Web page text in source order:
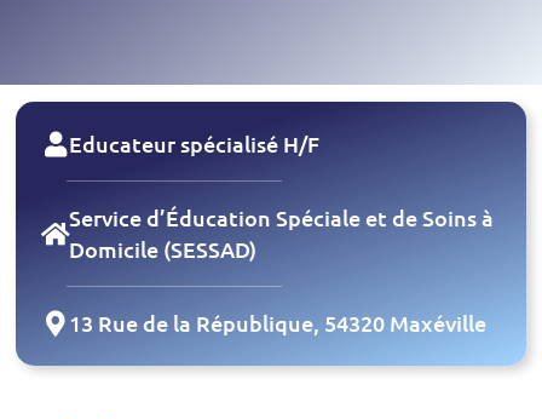
Educateur spécialisé H/F
Service d’Éducation Spéciale et de Soins à
Domicile (SESSAD)
13 Rue de la République, 54320 Maxéville